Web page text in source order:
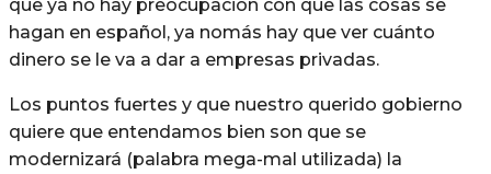
que ya no hay preocupación con que las cosas se
hagan en español, ya nomás hay que ver cuánto
dinero se le va a dar a empresas privadas.
Los puntos fuertes y que nuestro querido gobierno
quiere que entendamos bien son que se
modernizará (palabra mega-mal utilizada) la